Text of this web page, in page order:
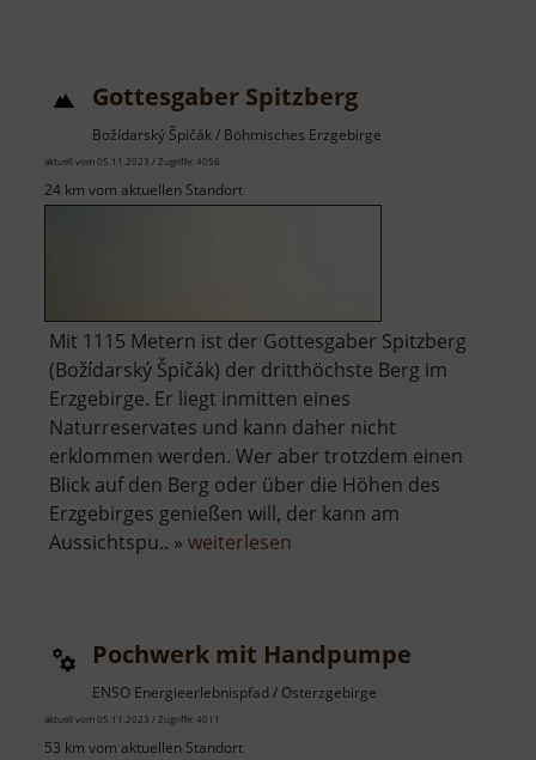
Gottesgaber Spitzberg
Božídarský Špičák / Böhmisches Erzgebirge
aktuell vom 05.11.2023 / Zugriffe: 4056
24 km vom aktuellen Standort
Mit 1115 Metern ist der Gottesgaber Spitzberg
(Božídarský Špičák) der dritthöchste Berg im
Erzgebirge. Er liegt inmitten eines
Naturreservates und kann daher nicht
erklommen werden. Wer aber trotzdem einen
Blick auf den Berg oder über die Höhen des
Erzgebirges genießen will, der kann am
Aussichtspu.. » weiterlesen
Pochwerk mit Handpumpe
ENSO Energieerlebnispfad / Osterzgebirge
aktuell vom 05.11.2023 / Zugriffe: 4011
53 km vom aktuellen Standort